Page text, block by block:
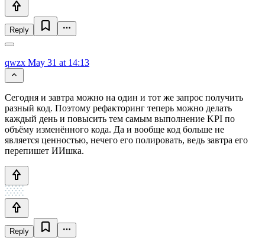
Reply
qwzx May 31 at 14:13
Сегодня и завтра можно на один и тот же запрос получить
разный код. Поэтому рефакторинг теперь можно делать
каждый день и повысить тем самым выполнение KPI по
объёму изменённого кода. Да и вообще код больше не
является ценностью, нечего его полировать, ведь завтра его
перепишет ИИшка.
Reply